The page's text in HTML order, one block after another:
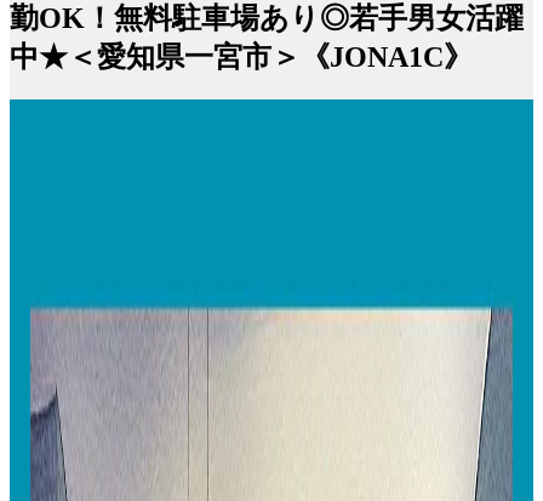
勤OK！無料駐車場あり◎若手男女活躍
中★＜愛知県一宮市＞《JONA1C》